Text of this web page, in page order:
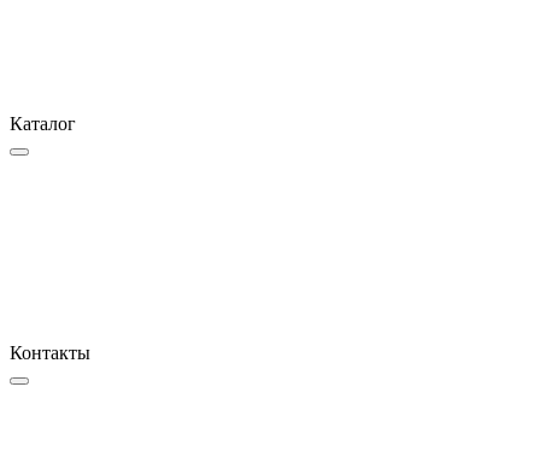
Каталог
Контакты